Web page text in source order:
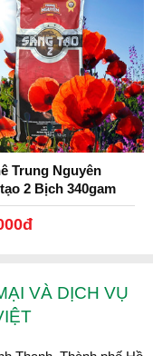
Trung Nguyên
2 Bịch 340gam
VÀ DỊCH VỤ